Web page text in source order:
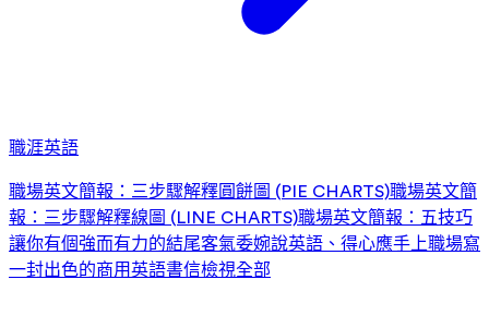
職涯英語
職場英文簡報：三步驟解釋圓餅圖 (PIE CHARTS)職場英文簡
報：三步驟解釋線圖 (LINE CHARTS)職場英文簡報：五技巧
讓你有個強而有力的結尾客氣委婉說英語、得心應手上職場寫
一封出色的商用英語書信檢視全部